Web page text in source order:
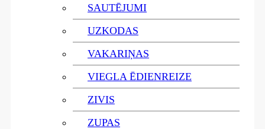
SAUTĒJUMI
UZKODAS
VAKARIŅAS
VIEGLA ĒDIENREIZE
ZIVIS
ZUPAS